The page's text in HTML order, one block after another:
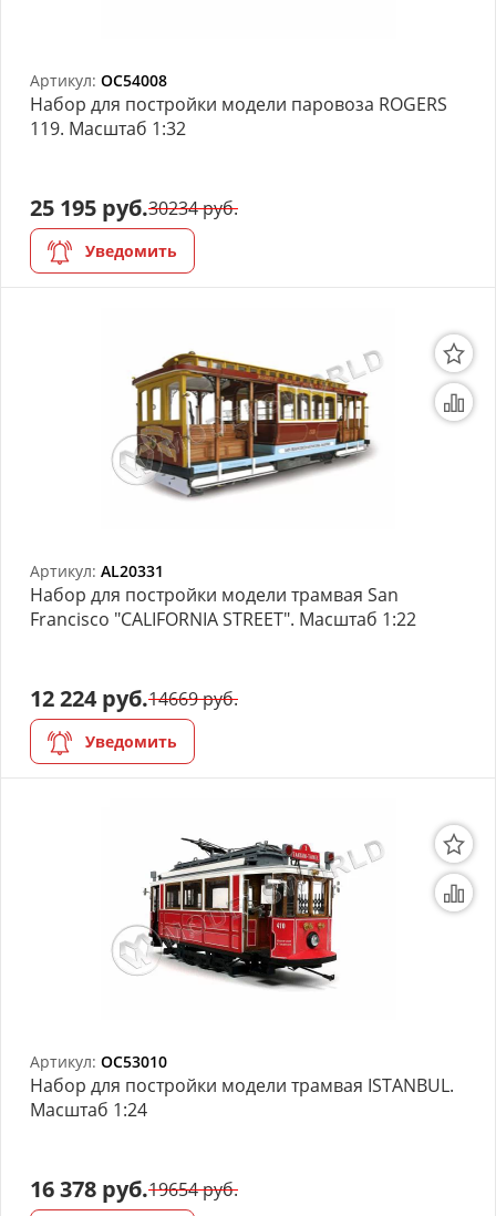
Артикул: OC54008
Набор для постройки модели паровоза ROGERS
119. Масштаб 1:32
25 195 руб.30234 руб.
Уведомить
Артикул: AL20331
Набор для постройки модели трамвая San
Francisco "CALIFORNIA STREET". Масштаб 1:22
12 224 руб.14669 руб.
Уведомить
Артикул: OC53010
Набор для постройки модели трамвая ISTANBUL.
Масштаб 1:24
16 378 руб.19654 руб.